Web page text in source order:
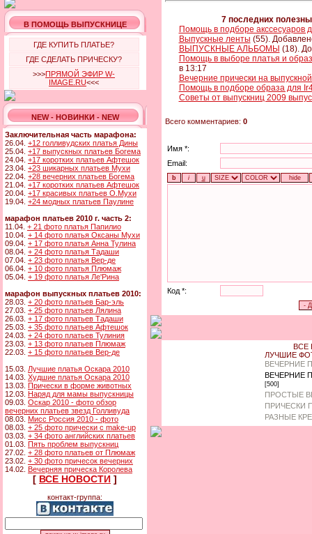
В ПОМОЩЬ ВЫПУСКНИЦЕ
ГДЕ КУПИТЬ ПЛАТЬЕ?
ГДЕ СДЕЛАТЬ ПРИЧЕСКУ?
>>>ПРЯМОЙ ЭФИР W-
IMAGE.RU<<<
NEW - НОВИНКИ - NEW
Заключительная часть марафона:
26.04. +12 голливудских платья Дины
25.04. +17 выпускных платьев Богема
24.04. +17 коротких платьев Афтешок
23.04. +23 шикарных платьев Мухи
22.04. +28 вечерних платьев Богема
21.04. +17 коротких платьев Афтешок
20.04. +17 красивых платьев О.Мухи
19.04. +24 модных платьев Паулине
марафон платьев 2010 г. часть 2:
11.04. + 21 фото платья Папилио
10.04. + 14 фото платья Оксаны Мухи
09.04. + 17 фото платья Анна Тулина
08.04. + 24 фото платья Тадаши
07.04. + 23 фото платья Вер-де
06.04. + 10 фото платья Плюмаж
05.04. + 19 фото платья Ле'Рина
марафон выпускных платьев 2010:
28.03. + 20 фото платьев Бар-эль
27.03. + 25 фото платьев Лялина
26.03. + 17 фото платьев Тадаши
25.03. + 35 фото платьев Афтешок
24.03. + 24 фото платьев Тулиния
23.03. + 13 фото платьев Плюмаж
22.03. + 15 фото платьев Вер-де
15.03. Лучшие платья Оскара 2010
14.03. Худшие платья Оскара 2010
13.03. Прически в форме животных
12.03. Наряд для мамы выпускницы
09.03. Оскар 2010 - фото обзор
вечерних платьев звезд Голливуда
08.03. Мисс Россия 2010 - фото
08.03. + 25 фото прически с make-up
03.03. + 34 фото английских платьев
01.03. Пять проблем выпускниц
27.02. + 28 фото платьев от Плюмаж
23.02. + 30 фото причесок вечерних
14.02. Вечерняя прическа Королева
[ ВСЕ НОВОСТИ ]
контакт-группа:
7 последних
Помощь в подборе акссесуаров
Выпускные ленты (55).
ВЫПУСКНЫЕ АЛЬБОМЫ (18).
Помощь в выборе платья и
в 13:17
Вечерние прически на
Помощь в подборе образа для
Советы от выпускниц 2009
Всего комментариев: 0
Имя *:
Email:
Код *:
ВСЕ
ЛУЧШИЕ
ВЕЧЕРНИЕ
ВЕЧЕРНИЕ
[500]
ПРОСТЫЕ
ПРИЧЕСКИ
РАЗНЫЕ